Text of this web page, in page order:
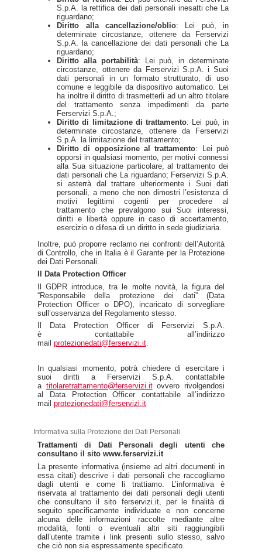
S.p.A. la rettifica dei dati personali inesatti che La
riguardano;
Diritto alla cancellazione/oblio: Lei può, in
determinate circostanze, ottenere da Ferservizi
S.p.A. la cancellazione dei dati personali che La
riguardano;
Diritto alla portabilità: Lei può, in determinate
circostanze, ottenere da Ferservizi S.p.A. i Suoi
dati personali in un formato strutturato, di uso
comune e leggibile da dispositivo automatico. Lei
ha inoltre il diritto di trasmetterli ad un altro titolare
del trattamento senza impedimenti da parte
Ferservizi S.p.A.;
Diritto di limitazione di trattamento: Lei può, in
determinate circostanze, ottenere da Ferservizi
S.p.A. la limitazione del trattamento;
Diritto di opposizione al trattamento: Lei può
opporsi in qualsiasi momento, per motivi connessi
alla Sua situazione particolare, al trattamento dei
dati personali che La riguardano; Ferservizi S.p.A.
si asterrà dal trattare ulteriormente i Suoi dati
personali, a meno che non dimostri l’esistenza di
motivi legittimi cogenti per procedere al
trattamento che prevalgono sui Suoi interessi,
diritti e libertà oppure in caso di accertamento,
esercizio o difesa di un diritto in sede giudiziaria.
Inoltre, può proporre reclamo nei confronti dell’Autorità
di Controllo, che in Italia è il Garante per la Protezione
dei Dati Personali.
Il Data Protection Officer
Il GDPR introduce, tra le molte novità, la figura del
“Responsabile della protezione dei dati” (Data
Protection Officer o DPO), incaricato di sorvegliare
sull’osservanza del Regolamento stesso.
Il Data Protection Officer di Ferservizi S.p.A.
è contattabile all’indirizzo
mail protezionedati@ferservizi.it.
In qualsiasi momento, potrà chiedere di esercitare i
suoi diritti a Ferservizi S.p.A. contattabile
a titolaretrattamento@ferservizi.itovvero rivolgendosi
al Data Protection Officer contattabile all’indirizzo
mail protezionedati@ferservizi.it
Informativa sulla Protezione dei Dati Personali
Trattamenti di Dati Personali degli utenti che
consultano il sito www.ferservizi.it
La presente informativa (insieme ad altri documenti in
essa citati) descrive i dati personali che raccogliamo
dagli utenti e come li trattiamo. L’informativa è
riservata al trattamento dei dati personali degli utenti
che consultano il sito ferservizi.it, per le finalità di
seguito specificamente individuate e non concerne
alcuna delle informazioni raccolte mediante altre
modalità, fonti o eventuali altri siti raggiungibili
dall’utente tramite i link presenti sullo stesso, salvo
che ciò non sia espressamente specificato.